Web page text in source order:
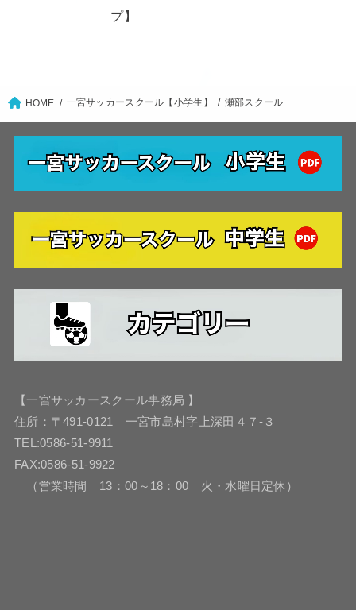
プ】
HOME 一宮サッカースクール【小学生】 瀬部スクール
【一宮サッカースクール事務局 】
住所：〒491-0121 一宮市島村字上深田４７-３
TEL:0586-51-9911
FAX:0586-51-9922
（営業時間 13：00～18：00 火・水曜日定休）